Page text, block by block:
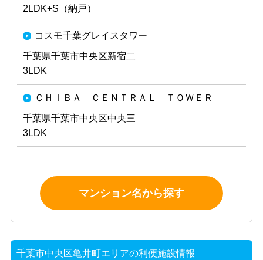
2LDK+S（納戸）
コスモ千葉グレイスタワー
千葉県千葉市中央区新宿二
3LDK
ＣＨＩＢＡ ＣＥＮＴＲＡＬ ＴＯＷＥＲ
千葉県千葉市中央区中央三
3LDK
マンション名から探す
千葉市中央区亀井町エリアの利便施設情報